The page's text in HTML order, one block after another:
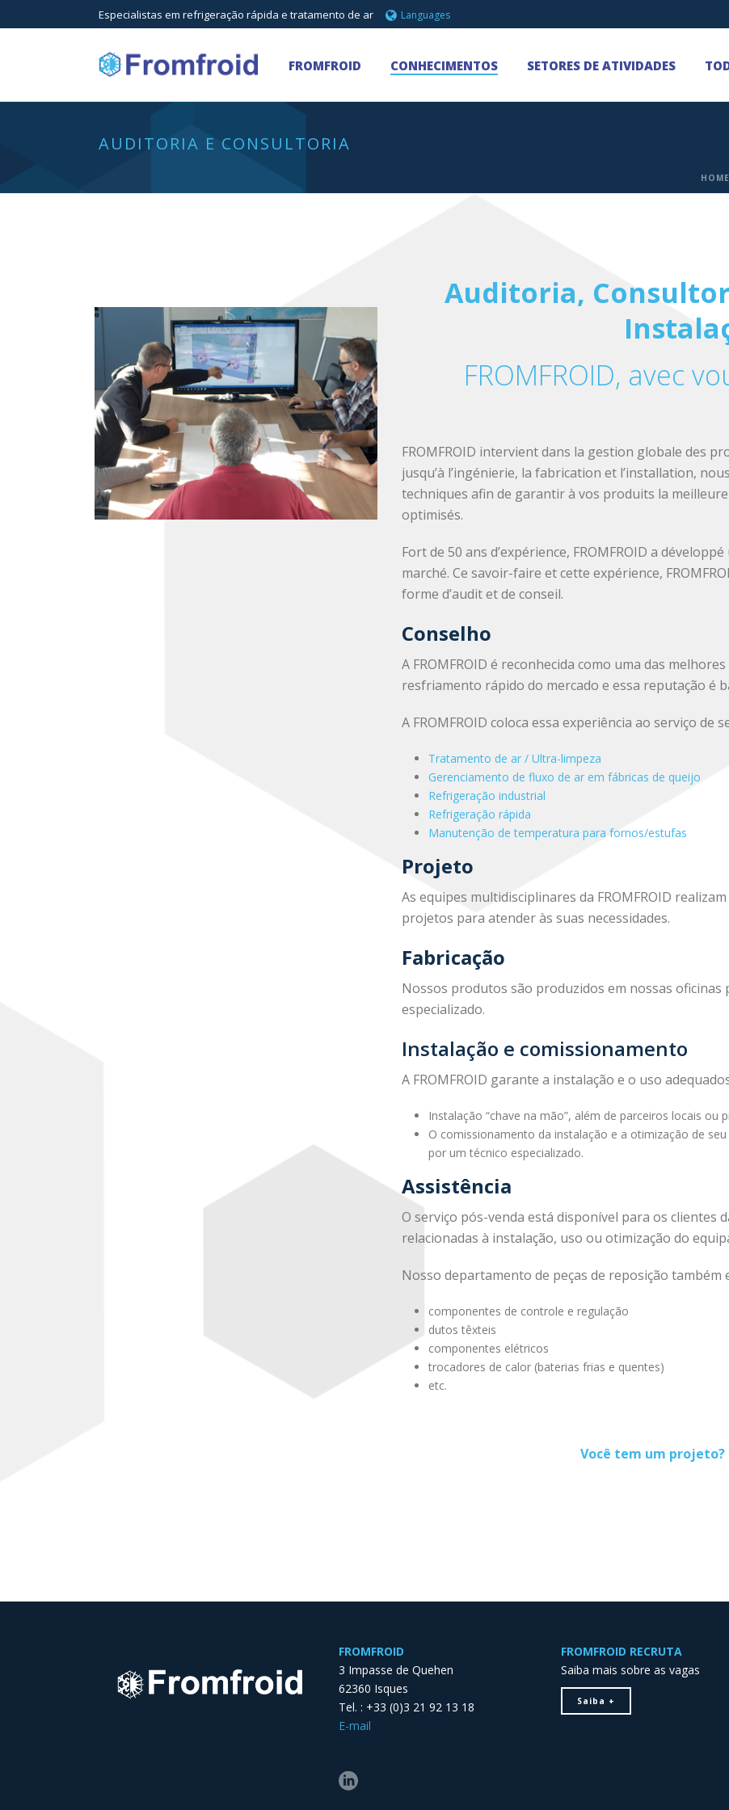
Especialistas em refrigeração rápida e tratamento de ar Languages
FROMFROID CONHECIMENTOS SETORES DE ATIVIDADES
AUDITORIA E CONSULTORIA
HOME
Auditoria,
FROMFROID, avec
FROMFROID intervient dans la gestion globale des
jusqu’à l’ingénierie, la fabrication et l’installation,
techniques afin de garantir à vos produits la
optimisés.
Fort de 50 ans d’expérience, FROMFROID a
marché. Ce savoir-faire et cette expérience,
forme d’audit et de conseil.
Conselho
A FROMFROID é reconhecida como uma das
resfriamento rápido do mercado e essa reputação é
A FROMFROID coloca essa experiência ao serviço
Tratamento de ar / Ultra-limpeza
Gerenciamento de fluxo de ar em fábricas de queijo
Refrigeração industrial
Refrigeração rápida
Manutenção de temperatura para fornos/estufas
Projeto
As equipes multidisciplinares da FROMFROID
projetos para atender às suas necessidades.
Fabricação
Nossos produtos são produzidos em nossas oficinas
especializado.
Instalação e comissionamento
A FROMFROID garante a instalação e o uso
Instalação “chave na mão”, além de parceiros locais ou
O comissionamento da instalação e a otimização de
por um técnico especializado.
Assistência
O serviço pós-venda está disponível para os clientes
relacionadas à instalação, uso ou otimização do
Nosso departamento de peças de reposição
componentes de controle e regulação
dutos têxteis
componentes elétricos
trocadores de calor (baterias frias e quentes)
etc.
Você tem um
FROMFROID
3 Impasse de Quehen
62360 Isques
Tel. : +33 (0)3 21 92 13 18
E-mail
FROMFROID RECRUTA
Saiba mais sobre as vagas
Saiba +